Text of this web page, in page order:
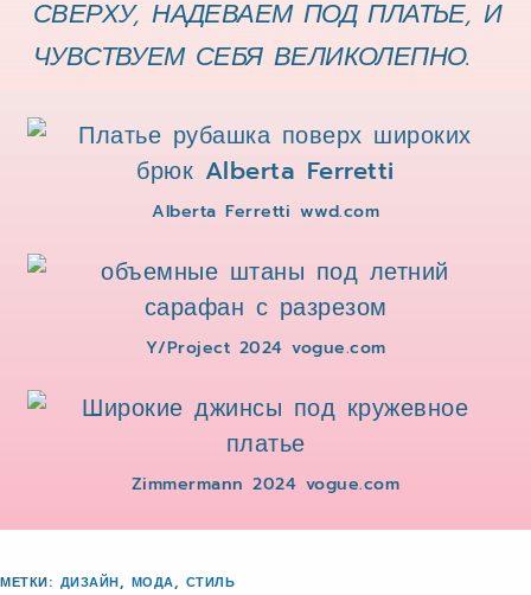
СВЕРХУ, НАДЕВАЕМ ПОД ПЛАТЬЕ, И
ЧУВСТВУЕМ СЕБЯ ВЕЛИКОЛЕПНО.
Alberta Ferretti wwd.com
Y/Project 2024 vogue.com
Zimmermann 2024 vogue.com
МЕТКИ: ДИЗАЙН, МОДА, СТИЛЬ